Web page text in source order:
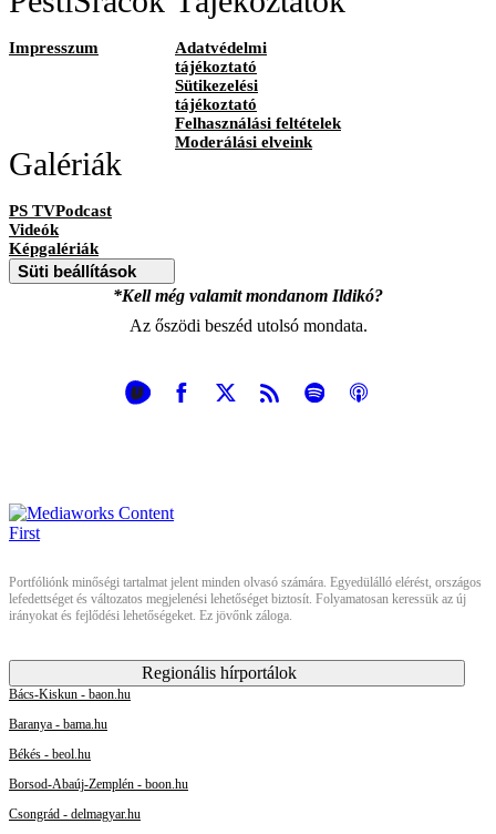
Impresszum
Adatvédelmi
tájékoztató
Sütikezelési
tájékoztató
Felhasználási feltételek
Moderálási elveink
Galériák
PS TVPodcast
Videók
Képgalériák
Süti beállítások
*Kell még valamit mondanom Ildikó?
Az őszödi beszéd utolsó mondata.
Portfóliónk minőségi tartalmat jelent minden olvasó számára. Egyedülálló elérést, országos
lefedettséget és változatos megjelenési lehetőséget biztosít. Folyamatosan keressük az új
irányokat és fejlődési lehetőségeket. Ez jövőnk záloga.
Regionális hírportálok
Bács-Kiskun - baon.hu
Baranya - bama.hu
Békés - beol.hu
Borsod-Abaúj-Zemplén - boon.hu
Csongrád - delmagyar.hu